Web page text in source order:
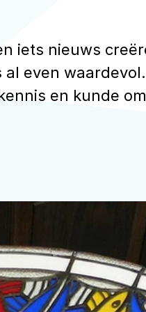
iets nieuws
even
en kunde